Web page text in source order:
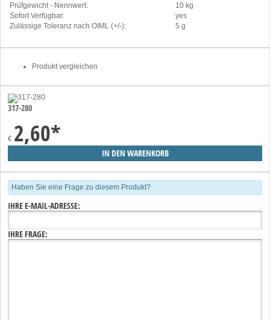
Prüfgewicht - Nennwert:
10 kg
Sofort Verfügbar:
yes
Zulässige Toleranz nach OIML (+/-):
5 g
Produkt vergleichen
317-280
€ 2,60*
Haben Sie eine Frage zu diesem Produkt?
IHRE E-MAIL-ADRESSE:
IHRE FRAGE: